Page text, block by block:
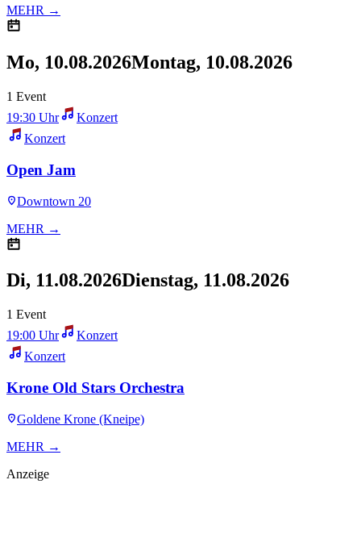
MEHR →
Mo, 10.08.2026Montag, 10.08.2026
1 Event
19:30 Uhr
Konzert
Konzert
Open Jam
Downtown 20
MEHR →
Di, 11.08.2026Dienstag, 11.08.2026
1 Event
19:00 Uhr
Konzert
Konzert
Krone Old Stars Orchestra
Goldene Krone (Kneipe)
MEHR →
Anzeige